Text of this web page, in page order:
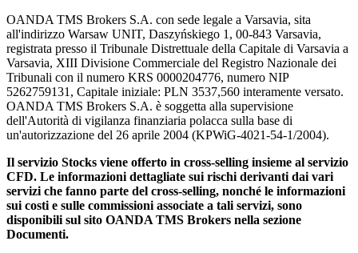
OANDA TMS Brokers S.A. con sede legale a Varsavia, sita
all'indirizzo Warsaw UNIT, Daszyńskiego 1, 00-843 Varsavia,
registrata presso il Tribunale Distrettuale della Capitale di Varsavia a
Varsavia, XIII Divisione Commerciale del Registro Nazionale dei
Tribunali con il numero KRS 0000204776, numero NIP
5262759131, Capitale iniziale: PLN 3537,560 interamente versato.
OANDA TMS Brokers S.A. è soggetta alla supervisione
dell'Autorità di vigilanza finanziaria polacca sulla base di
un'autorizzazione del 26 aprile 2004 (KPWiG-4021-54-1/2004).
Il servizio Stocks viene offerto in cross-selling insieme al servizio
CFD. Le informazioni dettagliate sui rischi derivanti dai vari
servizi che fanno parte del cross-selling, nonché le informazioni
sui costi e sulle commissioni associate a tali servizi, sono
disponibili sul sito OANDA TMS Brokers nella sezione
Documenti.